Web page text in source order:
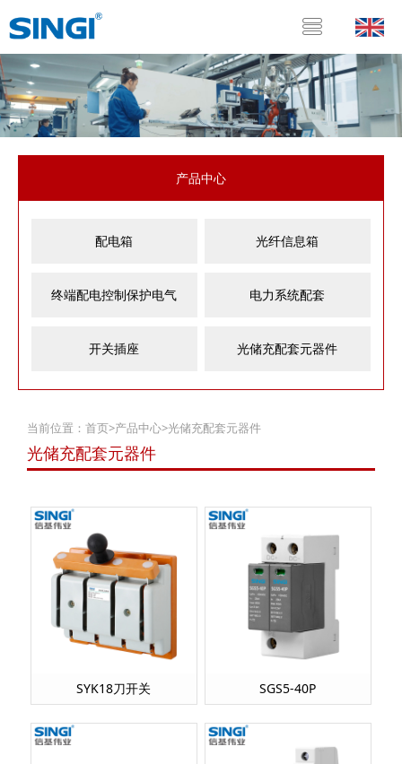
产品中心
配电箱 光纤信息箱
终端配电控制保护电气 电力系统配套
开关插座 光储充配套元器件
当前位置： 首页>产品中心>光储充配套元器件
光储充配套元器件
SYK18刀开关 SGS5-40P